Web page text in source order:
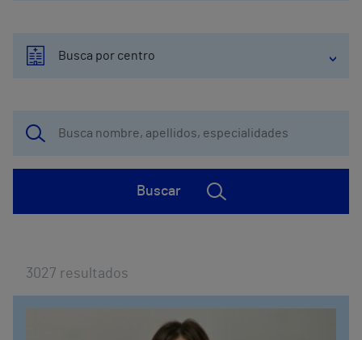
Busca por centro
Buscar
3027 resultados